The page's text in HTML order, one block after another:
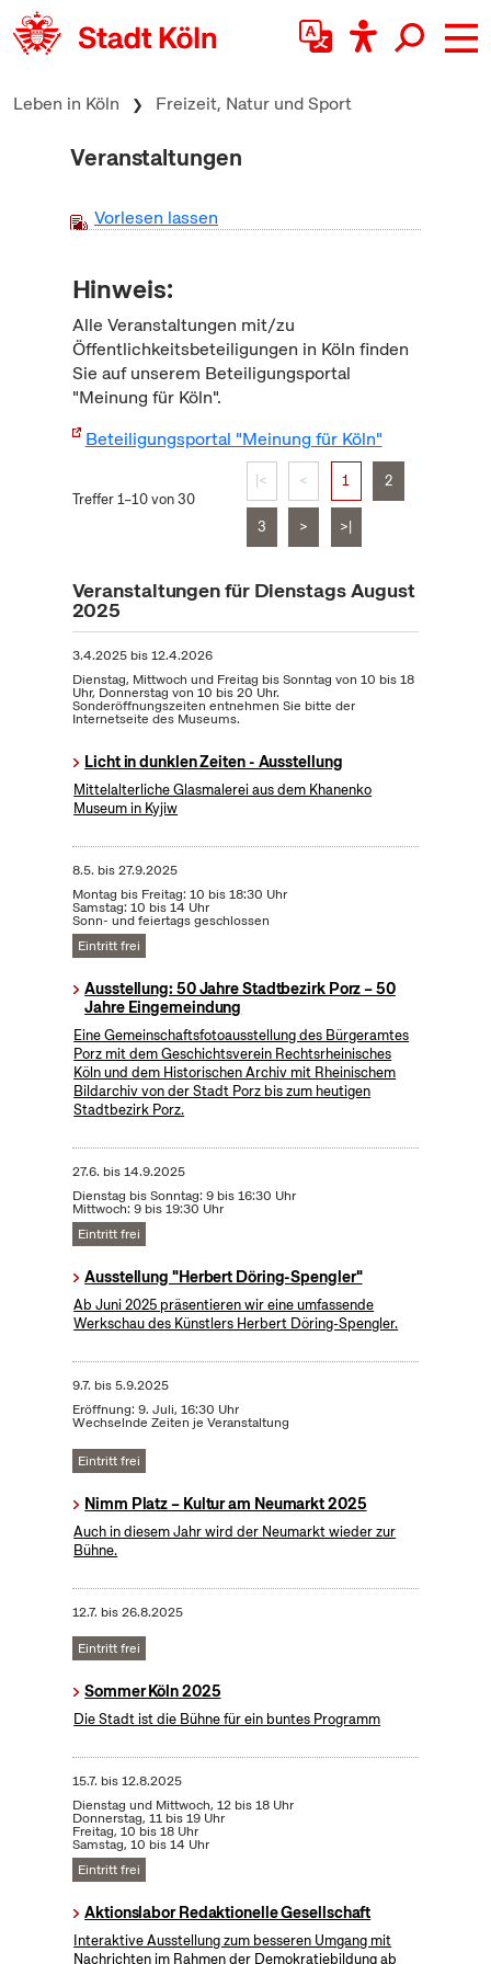
zum Inhalt springen
Leben in Köln Freizeit, Natur und Sport
Veranstaltungen
Vorlesen lassen
Hinweis:
Alle Veranstaltungen mit/zu
Öffentlichkeitsbeteiligungen in Köln finden
Sie auf unserem Beteiligungsportal
"Meinung für Köln".
Beteiligungsportal "Meinung für Köln"
Treffer 1–10 von 30
|< < 1 2
3 > >|
Veranstaltungen für Dienstags August
2025
3.4.2025bis12.4.2026
Dienstag, Mittwoch und Freitag bis Sonntag von 10 bis 18
Uhr, Donnerstag von 10 bis 20 Uhr.
Sonderöffnungszeiten entnehmen Sie bitte der
Internetseite des Museums.
Licht in dunklen Zeiten - Ausstellung
Mittelalterliche Glasmalerei aus dem Khanenko
Museum in Kyjiw
8.5. bis27.9.2025
Montag bis Freitag: 10 bis 18:30 Uhr
Samstag: 10 bis 14 Uhr
Sonn- und feiertags geschlossen
Eintritt frei
Ausstellung: 50 Jahre Stadtbezirk Porz – 50
Jahre Eingemeindung
Eine Gemeinschaftsfotoausstellung des Bürgeramtes
Porz mit dem Geschichtsverein Rechtsrheinisches
Köln und dem Historischen Archiv mit Rheinischem
Bildarchiv von der Stadt Porz bis zum heutigen
Stadtbezirk Porz.
27.6. bis14.9.2025
Dienstag bis Sonntag: 9 bis 16:30 Uhr
Mittwoch: 9 bis 19:30 Uhr
Eintritt frei
Ausstellung "Herbert Döring-Spengler"
Ab Juni 2025 präsentieren wir eine umfassende
Werkschau des Künstlers Herbert Döring-Spengler.
9.7. bis5.9.2025
Eröffnung: 9. Juli, 16:30 Uhr
Wechselnde Zeiten je Veranstaltung
Eintritt frei
Nimm Platz – Kultur am Neumarkt 2025
Auch in diesem Jahr wird der Neumarkt wieder zur
Bühne.
12.7. bis26.8.2025
Eintritt frei
Sommer Köln 2025
Die Stadt ist die Bühne für ein buntes Programm
15.7. bis12.8.2025
Dienstag und Mittwoch, 12 bis 18 Uhr
Donnerstag, 11 bis 19 Uhr
Freitag, 10 bis 18 Uhr
Samstag, 10 bis 14 Uhr
Eintritt frei
Aktionslabor Redaktionelle Gesellschaft
Interaktive Ausstellung zum besseren Umgang mit
Nachrichten im Rahmen der Demokratiebildung ab